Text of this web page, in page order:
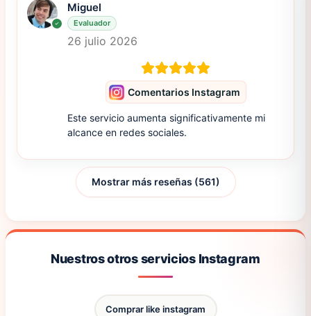
Miguel
Evaluador
26 julio 2026
Comentarios Instagram
Este servicio aumenta significativamente mi
alcance en redes sociales.
Mostrar más reseñas (561)
Nuestros otros servicios Instagram
Comprar like instagram